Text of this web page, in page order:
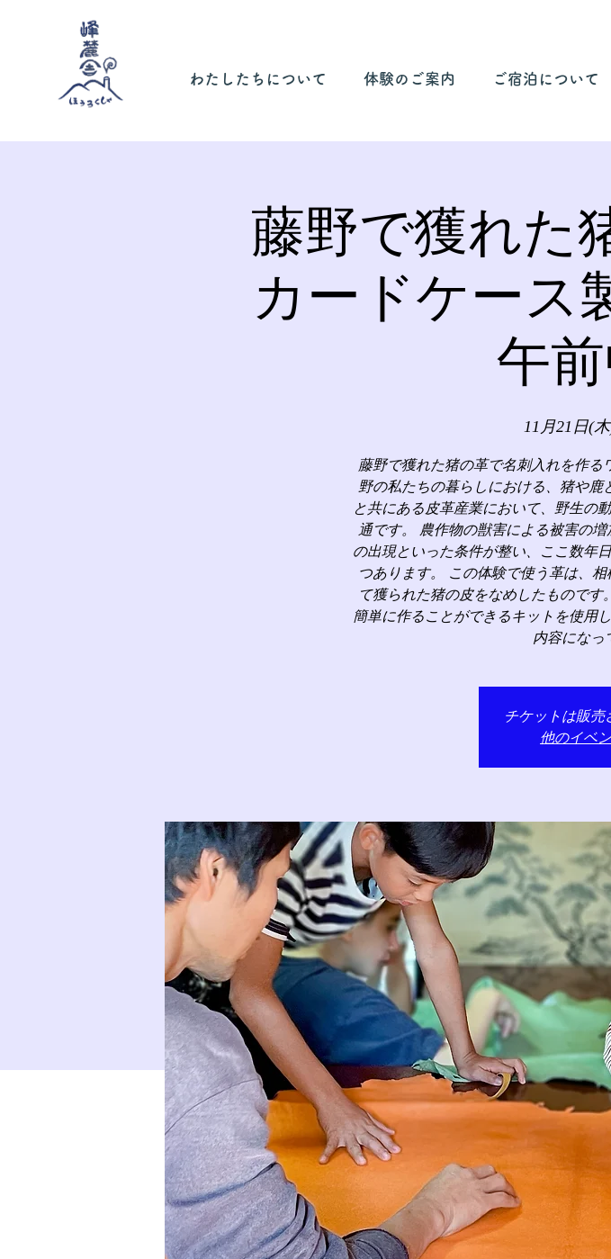
わたしたちについて 体験のご案内 ご宿泊について
藤野で獲れた
カードケース
午前
11月21日(
藤野で獲れた猪の革で名刺入れを作
野の私たちの暮らしにおける、猪や
と共にある皮革産業において、野生の
通です。 農作物の獣害による被害の
の出現といった条件が整い、ここ数年
つあります。 この体験で使う革は、
て獲られた猪の皮をなめしたものです
簡単に作ることができるキットを使用
内容になっ
チケットは販売
他のイベ